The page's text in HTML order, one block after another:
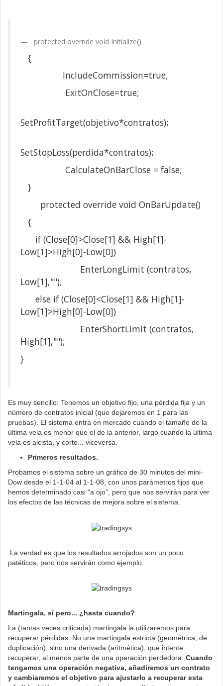
protected override void Initialize()
{
IncludeCommission=true;
ExitOnClose=true;
SetProfitTarget(objetivo*contratos);
SetStopLoss(perdida*contratos);
CalculateOnBarClose = false;
}
protected override void OnBarUpdate()
{
if (Close[0]>Close[1] && High[1]-
Low[1]>High[0]-Low[0])
EnterLongLimit (contratos,
Low[1],"");
else if (Close[0]<Close[1] && High[1]-
Low[1]>High[0]-Low[0])
EnterShortLimit (contratos,
High[1],"");
}
Es muy sencillo: Tenemos un objetivo fijo, una pérdida fija y un
número de contratos inicial (que dejaremos en 1 para las
pruebas). El sistema entra en mercado cuando el tamaño de la
última vela es menor que el de la anterior, largo cuando la última
vela es alcista, y corto... viceversa.
Primeros resultados.
Probamos el sistema sobre un gráfico de 30 minutos del mini-
Dow desde el 1-1-04 al 1-1-08, con unos parámetros fijos que
hemos determinado casi "a ojo", pero que nos servirán para ver
los efectos de las técnicas de mejora sobre el sistema.
La verdad es que los resultados arrojados son un poco
patéticos, pero nos servirán como ejemplo:
Martingala, sí pero... ¿hasta cuando?
La (tantas veces criticada) martingala la utilizaremos para
recuperar pérdidas. No una martingala estricta (geométrica, de
duplicación), sino una derivada (aritmética), que intente
recuperar, al menos parte de una operación perdedora. Cuando
tengamos una operación negativa, añadiremos un contrato
y cambiaremos el objetivo para ajustarlo a recuperar esta